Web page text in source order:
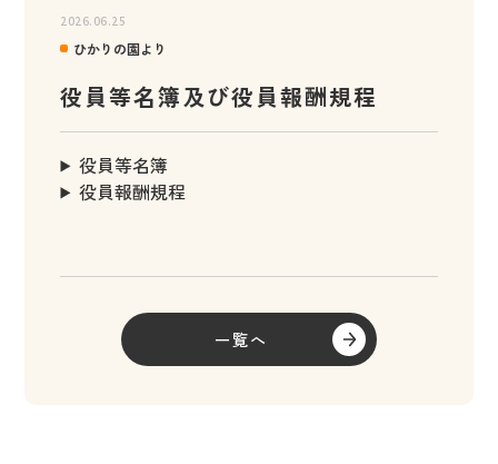
2026.06.25
ひかりの園より
役員等名簿及び役員報酬規程
役員等名簿
役員報酬規程
一覧へ